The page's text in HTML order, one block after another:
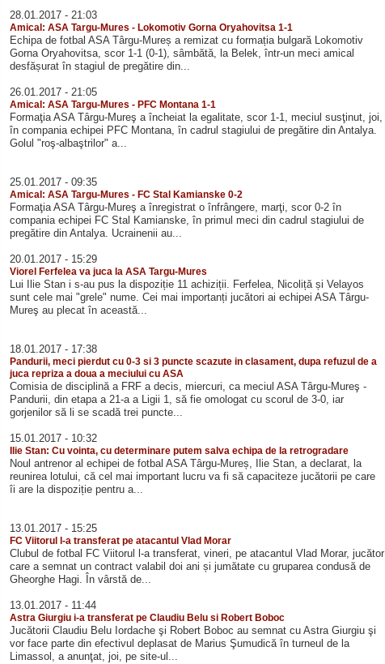
28.01.2017 - 21:03
Amical: ASA Targu-Mures - Lokomotiv Gorna Oryahovitsa 1-1
Echipa de fotbal ASA Târgu-Mureș a remizat cu formația bulgară Lokomotiv
Gorna Oryahovitsa, scor 1-1 (0-1), sâmbătă, la Belek, într-un meci amical
desfășurat în stagiul de pregătire din...
26.01.2017 - 21:05
Amical: ASA Targu-Mures - PFC Montana 1-1
Formaţia ASA Târgu-Mureş a încheiat la egalitate, scor 1-1, meciul susţinut, joi,
în compania echipei PFC Montana, în cadrul stagiului de pregătire din Antalya.
Golul "roş-albaştrilor" a...
25.01.2017 - 09:35
Amical: ASA Targu-Mures - FC Stal Kamianske 0-2
Formaţia ASA Târgu-Mureş a înregistrat o înfrângere, marţi, scor 0-2 în
compania echipei FC Stal Kamianske, în primul meci din cadrul stagiului de
pregătire din Antalya. Ucrainenii au...
20.01.2017 - 15:29
Viorel Ferfelea va juca la ASA Targu-Mures
Lui Ilie Stan i s-au pus la dispoziție 11 achiziții. Ferfelea, Nicoliță și Velayos
sunt cele mai "grele" nume. Cei mai importanți jucători ai echipei ASA Târgu-
Mureş au plecat în această...
18.01.2017 - 17:38
Pandurii, meci pierdut cu 0-3 si 3 puncte scazute in clasament, dupa refuzul de a
juca repriza a doua a meciului cu ASA
Comisia de disciplină a FRF a decis, miercuri, ca meciul ASA Târgu-Mureş -
Pandurii, din etapa a 21-a a Ligii 1, să fie omologat cu scorul de 3-0, iar
gorjenilor să li se scadă trei puncte...
15.01.2017 - 10:32
Ilie Stan: Cu vointa, cu determinare putem salva echipa de la retrogradare
Noul antrenor al echipei de fotbal ASA Târgu-Mureș, Ilie Stan, a declarat, la
reunirea lotului, că cel mai important lucru va fi să capaciteze jucătorii pe care
îi are la dispoziție pentru a...
13.01.2017 - 15:25
FC Viitorul l-a transferat pe atacantul Vlad Morar
Clubul de fotbal FC Viitorul l-a transferat, vineri, pe atacantul Vlad Morar, jucător
care a semnat un contract valabil doi ani și jumătate cu gruparea condusă de
Gheorghe Hagi. În vârstă de...
13.01.2017 - 11:44
Astra Giurgiu i-a transferat pe Claudiu Belu si Robert Boboc
Jucătorii Claudiu Belu Iordache şi Robert Boboc au semnat cu Astra Giurgiu şi
vor face parte din efectivul deplasat de Marius Şumudică în turneul de la
Limassol, a anunţat, joi, pe site-ul...